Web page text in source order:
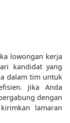
lowongan kerja
kandidat yang
dalam tim untuk
Jika Anda
dengan
lamaran